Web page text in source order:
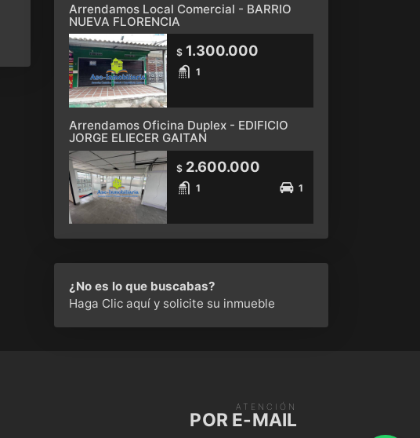
Arrendamos Local Comercial - BARRIO
NUEVA FLORENCIA
$1.300.000
1
Arrendamos Oficina Duplex - EDIFICIO
JORGE ELIECER GAITAN
$2.600.000
1 1
¿No es lo que buscabas?
Haga Clic aquí y solicite su inmueble
ATENCIÓN
POR E-MAIL